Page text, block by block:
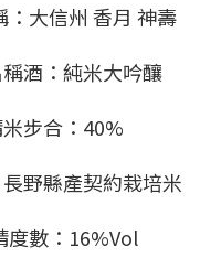
：大信州 香月 神壽
酒：純米大吟釀
步合：40%
野縣產契約栽培米
度數：16%Vol